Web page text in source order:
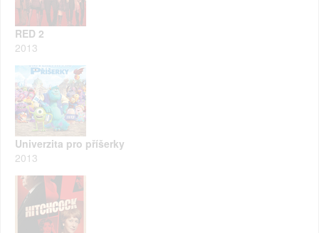
RED 2
2013
Univerzita pro příšerky
2013